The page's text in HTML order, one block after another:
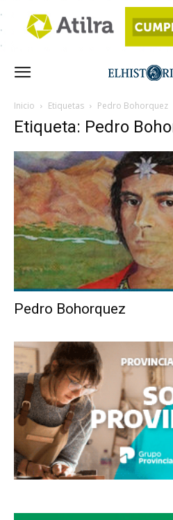
Inicio Etiquetas Pedro Bohorquez
Etiqueta: Pedro
Pedro Bohorquez